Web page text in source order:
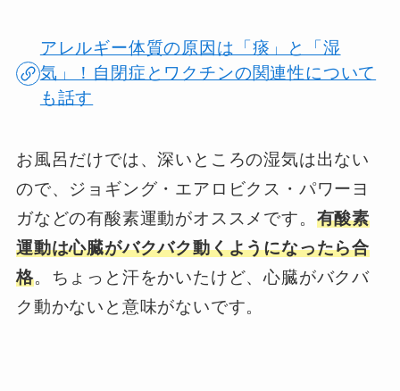
アレルギー体質の原因は「痰」と「湿
気」！自閉症とワクチンの関連性について
も話す
お風呂だけでは、深いところの湿気は出ない
ので、ジョギング・エアロビクス・パワーヨ
ガなどの有酸素運動がオススメです。 有酸素
運動は心臓がバクバク動くようになったら合
格。ちょっと汗をかいたけど、心臓がバクバ
ク動かないと意味がないです。